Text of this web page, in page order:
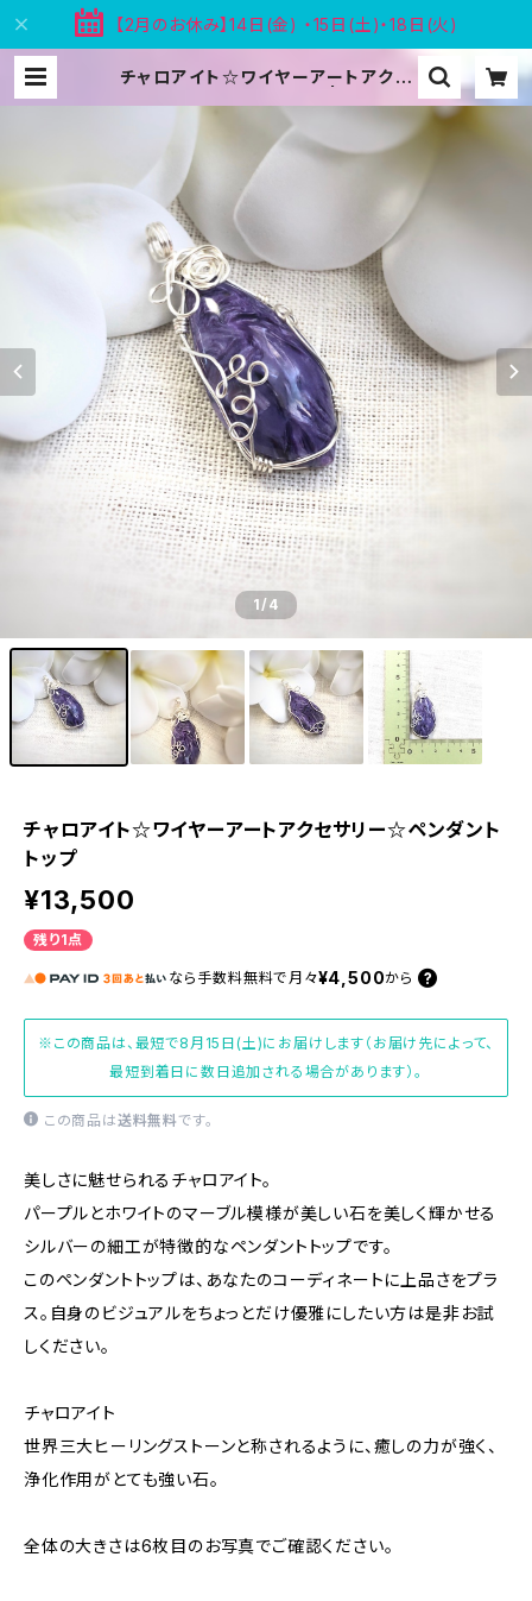
【2月のお休み】14日(金) ・15日(土)・18日(火)
チャロアイト☆ワイヤーアートアクセ
1/4
チャロアイト☆ワイヤーアートアクセサリー☆ペンダント
トップ
¥13,500
残り1点
なら 手数料無料で 月々¥4,500から
※この商品は、最短で8月15日(土)にお届けします（お届け先によって、
最短到着日に数日追加される場合があります）。
この商品は送料無料です。
美しさに魅せられるチャロアイト。
パープルとホワイトのマーブル模様が美しい石を美しく輝かせる
シルバーの細工が特徴的なペンダントトップです。
このペンダントトップは、あなたのコーディネートに上品さをプラ
ス。自身のビジュアルをちょっとだけ優雅にしたい方は是非お試
しください。
チャロアイト
世界三大ヒーリングストーンと称されるように、癒しの力が強く、
浄化作用がとても強い石。
全体の大きさは6枚目のお写真でご確認ください。